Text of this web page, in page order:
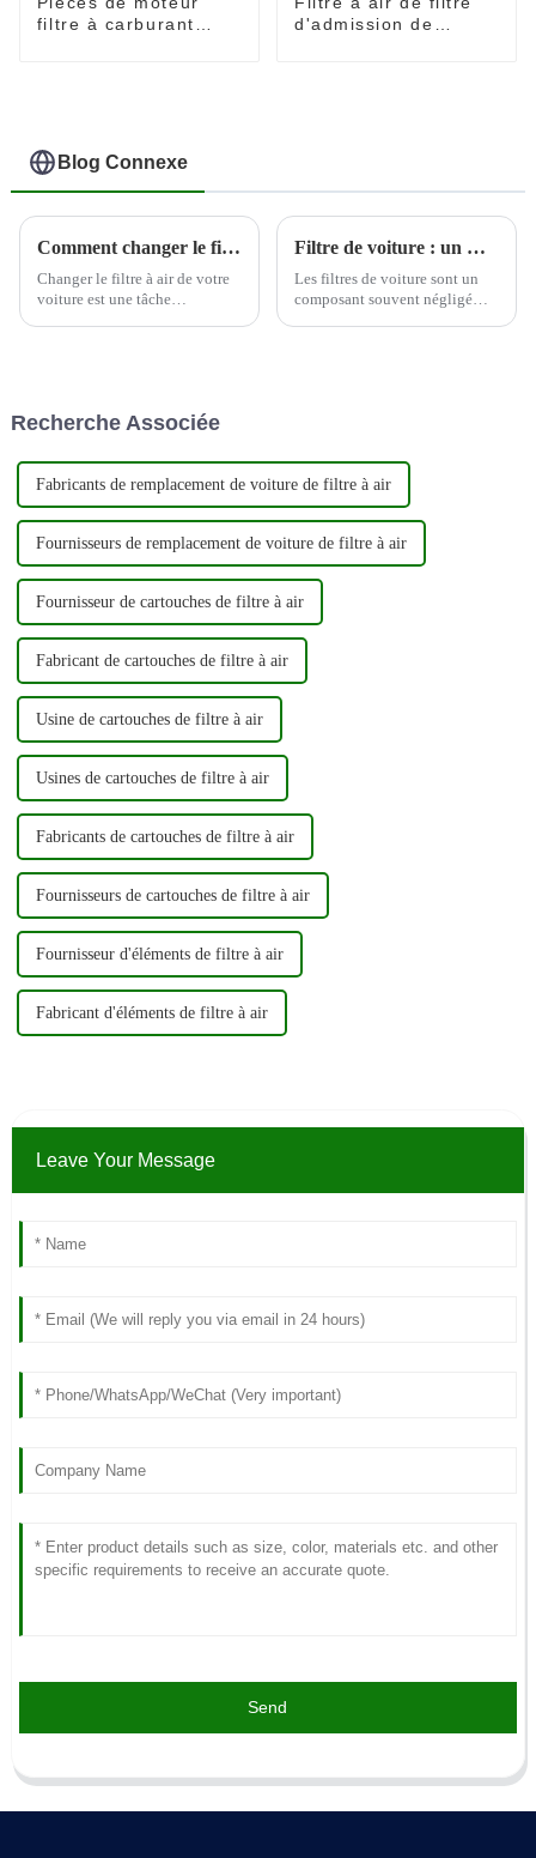
filtre à carburant
d'admission de
Blog Connexe
Comment changer le filtre à air de votre voiture
Changer le filtre à air de votre
voiture est une tâche
changer votre c...
Filtre de voiture : un moyen rentable d'améliorer les performances du moteur
Les filtres de voiture sont un
composant souvent négligé
Recherche Associée
Fabricants de remplacement de voiture de filtre à air
Fournisseurs de remplacement de voiture de filtre à air
Fournisseur de cartouches de filtre à air
Fabricant de cartouches de filtre à air
Usine de cartouches de filtre à air
Usines de cartouches de filtre à air
Fabricants de cartouches de filtre à air
Fournisseurs de cartouches de filtre à air
Fournisseur d'éléments de filtre à air
Fabricant d'éléments de filtre à air
Leave Your Message
Send